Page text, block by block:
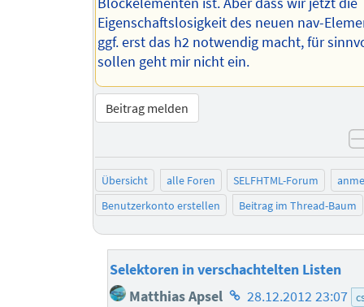
Eigenschaftslosigkeit des neuen nav-
ggf. erst das h2 notwendig macht, für
sollen geht mir nicht ein.
Beitrag melden
Übersicht alle Foren SELFHTML-Forum
Benutzerkonto erstellen
Beitrag im Thread-Baum
Selektoren in verschachtelten Listen
Matthias Apsel Homepage
28.12.2012 23:07